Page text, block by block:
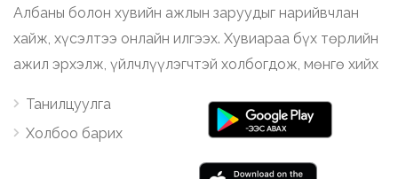
Албаны болон хувийн ажлын заруудыг нарийвчлан
хайж, хүсэлтээ онлайн илгээх. Хувиараа бүх төрлийн
ажил эрхэлж, үйлчлүүлэгчтэй холбогдож, мөнгө хийх
Танилцуулга
Холбоо барих